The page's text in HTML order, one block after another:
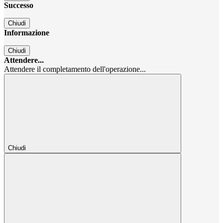
Successo
Chiudi
Informazione
Chiudi
Attendere...
Attendere il completamento dell'operazione...
Chiudi